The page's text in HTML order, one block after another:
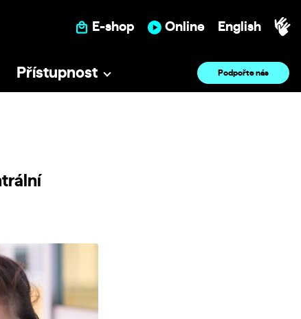
E-shop Online English
Přístupnost Podpořte nás